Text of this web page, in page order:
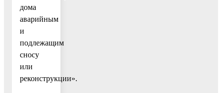
дома
аварийным
и
подлежащим
сносу
или
реконструкции».